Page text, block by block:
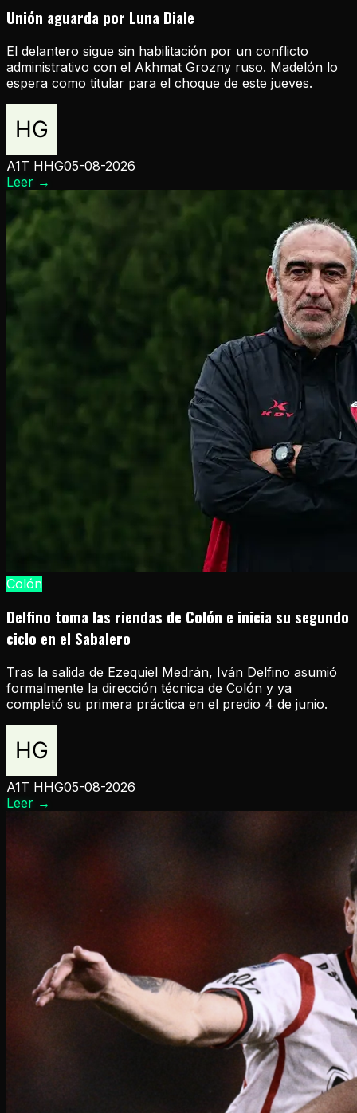
Unión aguarda por Luna Diale
El delantero sigue sin habilitación por un conflicto
administrativo con el Akhmat Grozny ruso. Madelón lo
espera como titular para el choque de este jueves.
A1T HHG05-08-2026
Leer →
Colón
Delfino toma las riendas de Colón e inicia su segundo
ciclo en el Sabalero
Tras la salida de Ezequiel Medrán, Iván Delfino asumió
formalmente la dirección técnica de Colón y ya
completó su primera práctica en el predio 4 de junio.
A1T HHG05-08-2026
Leer →